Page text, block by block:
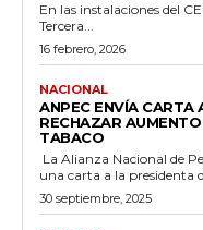
En las instalaciones del
Tercera...
16 febrero, 2026
NACIONAL
ANPEC ENVÍA CARTA
RECHAZAR
TABACO
La Alianza Nacional de
una carta a la presidenta
30 septiembre, 2025